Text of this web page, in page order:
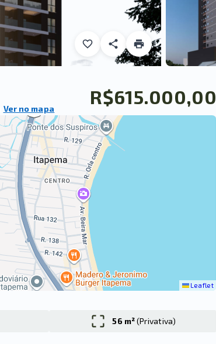
Ver no mapa
R$615.000,00
Leaflet
56 m²(Privativa)